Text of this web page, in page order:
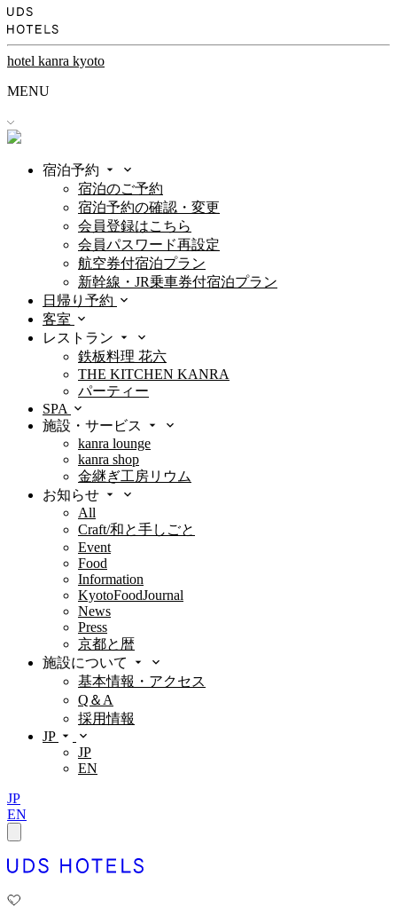
hotel kanra kyoto
MENU
宿泊予約
宿泊のご予約
宿泊予約の確認・変更
会員登録はこちら
会員パスワード再設定
航空券付宿泊プラン
新幹線・JR乗車券付宿泊プラン
日帰り予約
客室
レストラン
鉄板料理 花六
THE KITCHEN KANRA
パーティー
SPA
施設・サービス
kanra lounge
kanra shop
金継ぎ工房リウム
お知らせ
All
Craft/和と手しごと
Event
Food
Information
KyotoFoodJournal
News
Press
京都と暦
施設について
基本情報・アクセス
Q＆A
採用情報
JP
JP
EN
JP
EN